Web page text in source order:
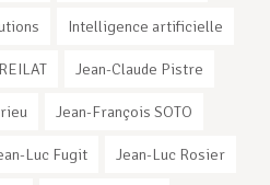
Intelligence artificielle
Jean-Claude Pistre
Jean-François SOTO
Luc Fugit Jean-Luc Rosier